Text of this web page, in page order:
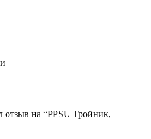
отзыв на “PPSU Тройник,